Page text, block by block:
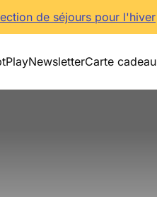
de séjours pour l'hiver
PlayNewsletterCarte cadeau